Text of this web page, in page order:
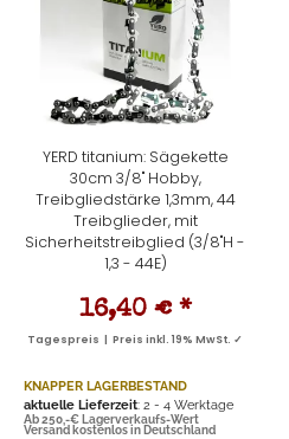
YERD titanium: Sägekette
30cm 3/8" Hobby,
Treibgliedstärke 1,3mm, 44
Treibglieder, mit
Sicherheitstreibglied (3/8"H -
1,3 - 44E)
16,40 € *
Tagespreis | Preis inkl. 19% MwSt. ✓
KNAPPER LAGERBESTAND
aktuelle Lieferzeit: 2 - 4 Werktage
Ab 250,-€ Lagerverkaufs-Wert
Versand kostenlos in Deutschland